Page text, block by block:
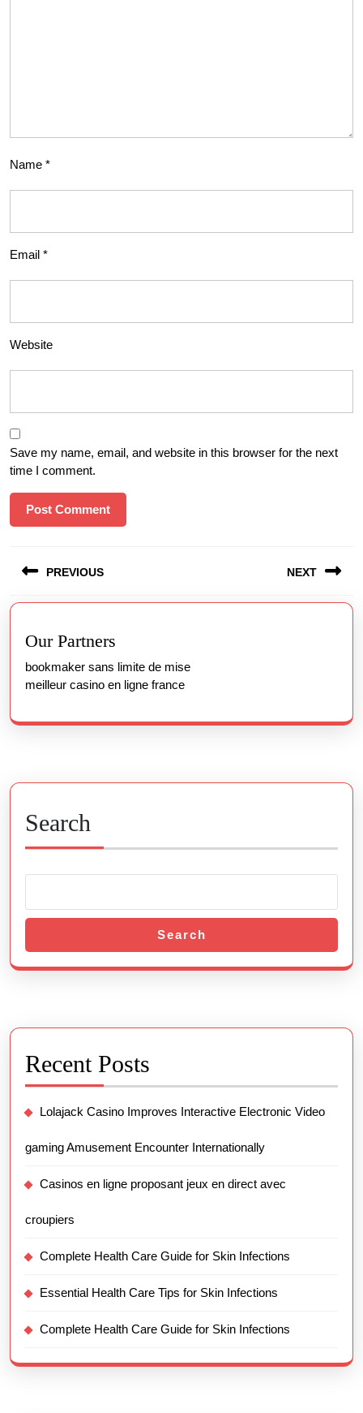
Name *
Email *
Website
Save my name, email, and website in this browser for the next
time I comment.
navigation
PREVIOUS
Previous
post:
NEXT
Our Partners
bookmaker sans limite de mise
meilleur casino en ligne france
Search
Search
Recent Posts
Lolajack Casino Improves Interactive Electronic Video
gaming Amusement Encounter Internationally
Casinos en ligne proposant jeux en direct avec
croupiers
Complete Health Care Guide for Skin Infections
Essential Health Care Tips for Skin Infections
Complete Health Care Guide for Skin Infections